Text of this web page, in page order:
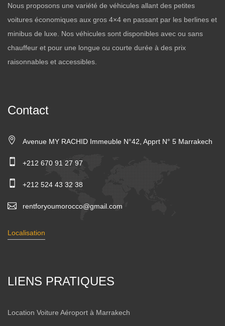
Nous proposons une variété de véhicules allant des petites
voitures économiques aux gros 4×4 en passant par les berlines et
minibus de luxe. Nos véhicules sont disponibles avec ou sans
chauffeur et pour une longue ou courte durée à des prix
raisonnables et accessibles.
Contact
Avenue MY RACHID Immeuble N°42, Apprt N° 5 Marrakech
+212 670 91 27 97
+212 524 43 32 38
rentforyoumorocco@gmail.com
Localisation
LIENS PRATIQUES
Location Voiture Aéroport à Marrakech